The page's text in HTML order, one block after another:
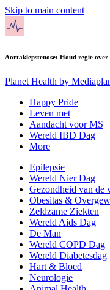
Skip to main content
Aortaklepstenose: Houd regie
Planet Health by
Happy Pride
Leven met
Aandacht voor MS
Wereld IBD Dag
More
Epilepsie
Wereld Nier Dag
Gezondheid van de
Obesitas &
Zeldzame Ziekten
Wereld Aids Dag
De Man
Wereld COPD Dag
Wereld Diabetesdag
Hart & Bloed
Neurologie